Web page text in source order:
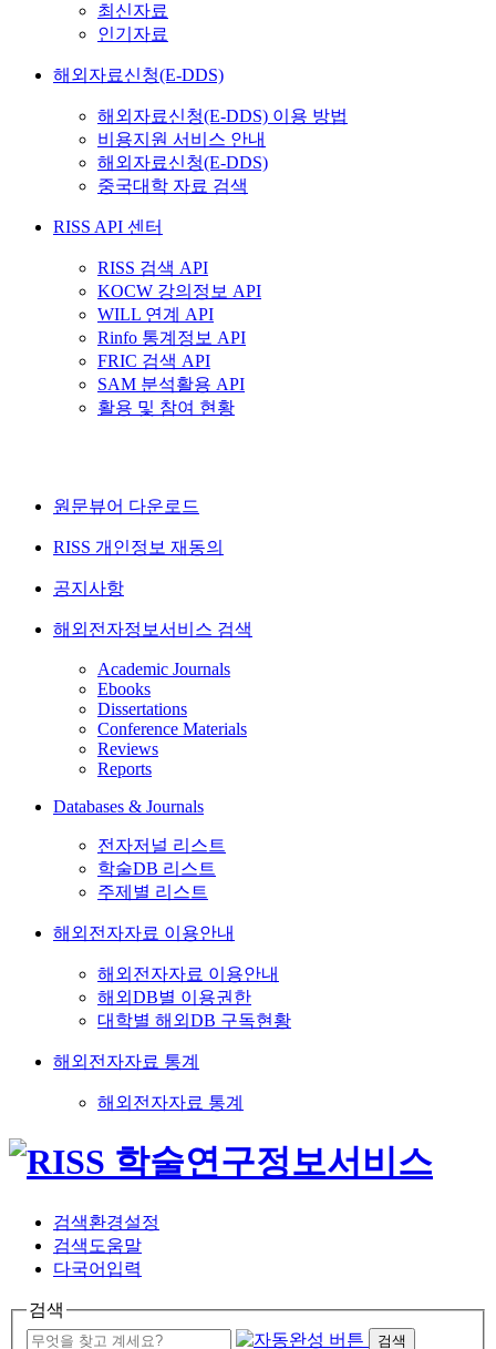
최신자료
인기자료
해외자료신청(E-DDS)
해외자료신청(E-DDS) 이용 방법
비용지원 서비스 안내
해외자료신청(E-DDS)
중국대학 자료 검색
RISS API 센터
RISS 검색 API
KOCW 강의정보 API
WILL 연계 API
Rinfo 통계정보 API
FRIC 검색 API
SAM 분석활용 API
활용 및 참여 현황
원문뷰어 다운로드
RISS 개인정보 재동의
공지사항
해외전자정보서비스 검색
Academic Journals
Ebooks
Dissertations
Conference Materials
Reviews
Reports
Databases & Journals
전자저널 리스트
학술DB 리스트
주제별 리스트
해외전자자료 이용안내
해외전자자료 이용안내
해외DB별 이용권한
대학별 해외DB 구독현황
해외전자자료 통계
해외전자자료 통계
검색환경설정
검색도움말
다국어입력
검색
검색